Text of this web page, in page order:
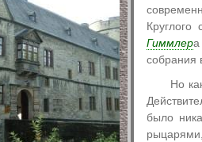
Гиммлера
собрания
Но
было